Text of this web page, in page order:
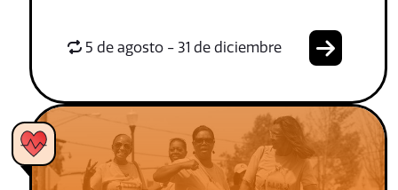
5 de agosto - 31 de diciembre